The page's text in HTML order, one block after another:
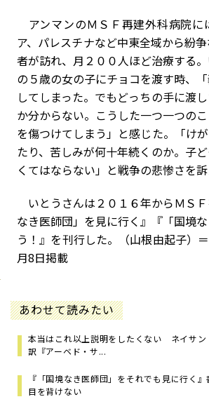
アンマンのＭＳＦ再建外科病院に
ア、パレスチナなど中東全域から紛
者が訪れ、月２００人ほど治療する
の５歳の女の子にチョコを渡す時、
してしまった。でもどっちの手に渡
か分からない。こうした一つ一つの
を傷つけてしまう」と感じた。「け
たり、苦しみが何十年続くのか。子
くてはならない」と戦争の悲惨さを訴
いとうさんは２０１６年からＭＳ
なき医師団」を見に行く』『「国境
う！』を刊行した。（山根由起子）
月8日掲載
あわせて読みたい
本当はこれ以上説明をしたくない ネイサン
訳『アーベド・サ...
『「国境なき医師団」をそれでも見に行く
目を背けない